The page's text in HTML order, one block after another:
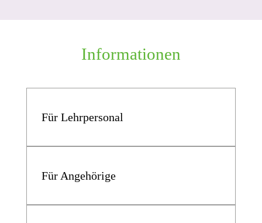
Informationen
Für Lehrpersonal
Für Angehörige